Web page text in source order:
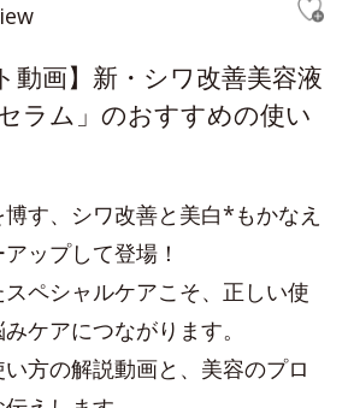
動画】新・シワ改善美容液
ラム」のおすすめの使い
す、シワ改善と美白*もかなえ
ップして登場！
ペシャルケアこそ、正しい使
ケアにつながります。
方の解説動画と、美容のプロ